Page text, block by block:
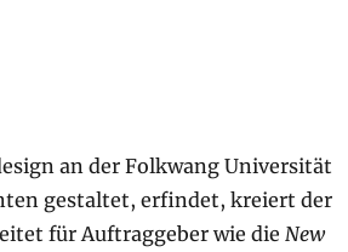
an der Folkwang Universität
gestaltet, erfindet, kreiert der
für Auftraggeber wie dieNew